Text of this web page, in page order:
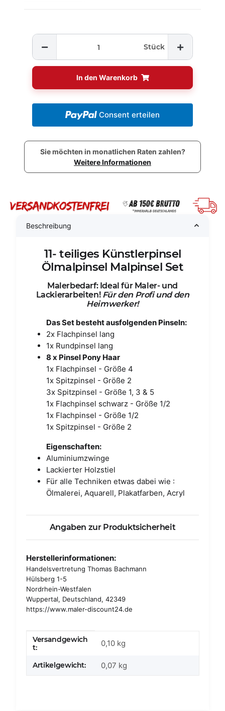
Stück
In den Warenkorb
Consent erteilen
Sie möchten in monatlichen Raten zahlen?
Weitere Informationen
Beschreibung
11- teiliges Künstlerpinsel
Ölmalpinsel Malpinsel Set
Malerbedarf: Ideal für Maler- und
Lackierarbeiten! Für den Profi und den
Heimwerker!
Das Set besteht ausfolgenden Pinseln:
2x Flachpinsel lang
1x Rundpinsel lang
8 x Pinsel Pony Haar
1x Flachpinsel - Größe 4
1x Spitzpinsel - Größe 2
3x Spitzpinsel - Größe 1, 3 & 5
1x Flachpinsel schwarz - Größe 1/2
1x Flachpinsel - Größe 1/2
1x Spitzpinsel - Größe 2
Eigenschaften:
Aluminiumzwinge
Lackierter Holzstiel
Für alle Techniken etwas dabei wie :
Ölmalerei, Aquarell, Plakatfarben, Acryl
Angaben zur Produktsicherheit
Herstellerinformationen:
Handelsvertretung Thomas Bachmann
Hülsberg 1-5
Nordrhein-Westfalen
Wuppertal, Deutschland, 42349
https://www.maler-discount24.de
Produkteigenschaft
Wert
Versandgewich
t:
0,10 kg
Artikelgewicht: 0,07 kg